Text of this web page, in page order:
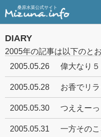
桑原水菜公式サイト
DIARY
2005年の記事は以下のとお
2005.05.26
偉大なり５
2005.05.28 お香でリ
2005.05.30 つええーっ
2005.05.31 一方その